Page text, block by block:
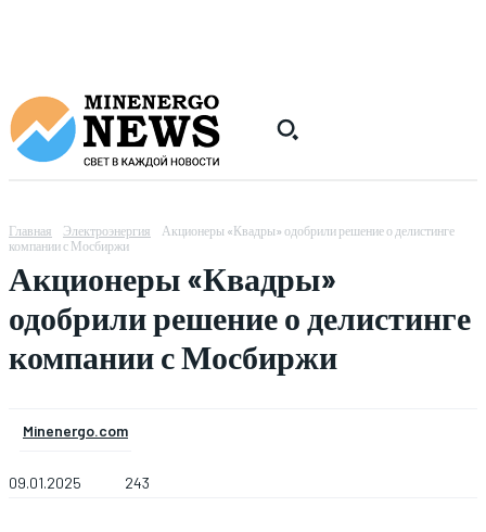
Главная Электроэнергия
Акционеры «Квадры» одобрили решение о делистинге
компании с Мосбиржи
Акционеры «Квадры»
одобрили решение о делистинге
компании с Мосбиржи
Minenergo.com
09.01.2025 243